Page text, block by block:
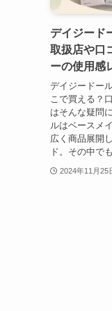
デイジード
取扱店や口
ーの使用感
デイジードー
こで買える？
はそんな疑問
ルはベースメ
広く商品展開
ド。その中で
2024年11月25